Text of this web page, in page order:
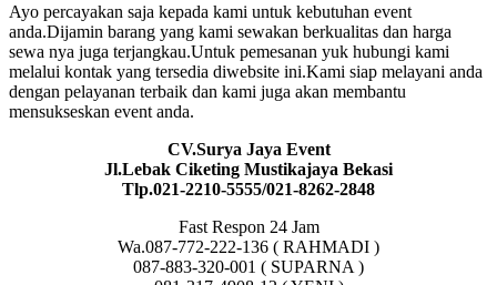
Ayo percayakan saja kepada kami untuk kebutuhan event
anda.Dijamin barang yang kami sewakan berkualitas dan harga
sewa nya juga terjangkau.Untuk pemesanan yuk hubungi kami
melalui kontak yang tersedia diwebsite ini.Kami siap melayani anda
dengan pelayanan terbaik dan kami juga akan membantu
mensukseskan event anda.
CV.Surya Jaya Event
Jl.Lebak Ciketing Mustikajaya Bekasi
Tlp.021-2210-5555/021-8262-2848
Fast Respon 24 Jam
Wa.087-772-222-136 ( RAHMADI )
087-883-320-001 ( SUPARNA )